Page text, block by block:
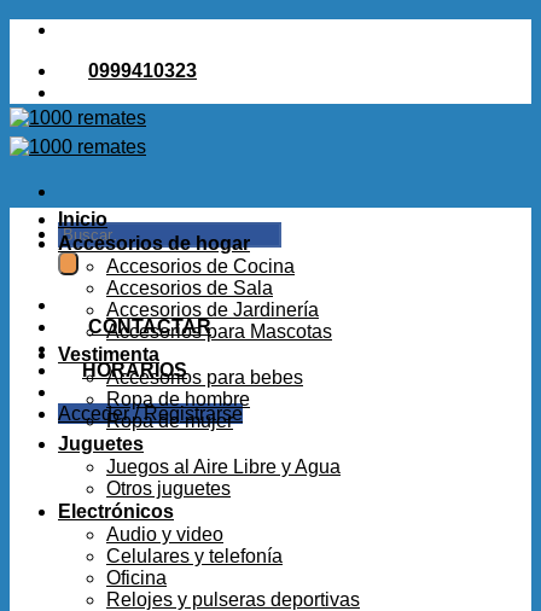
Saltar
contenido0999410323
Buscar
por:
CONTACTAR
HORARIOS
Acceder / Registrarse
Inicio
Accesorios de hogar
Accesorios de Cocina
Accesorios de Sala
Accesorios de Jardinería
Accesorios para Mascotas
Vestimenta
Accesorios para bebes
Ropa de hombre
Ropa de mujer
Juguetes
Juegos al Aire Libre y Agua
Otros juguetes
Electrónicos
Audio y video
Celulares y telefonía
Oficina
Relojes y pulseras deportivas